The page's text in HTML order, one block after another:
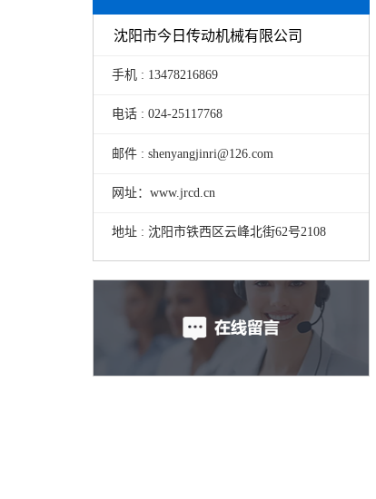
沈阳市今日传动机械有限公司
手机 : 13478216869
电话 : 024-25117768
邮件 : shenyangjinri@126.com
网址：www.jrcd.cn
地址 : 沈阳市铁西区云峰北街62号2108